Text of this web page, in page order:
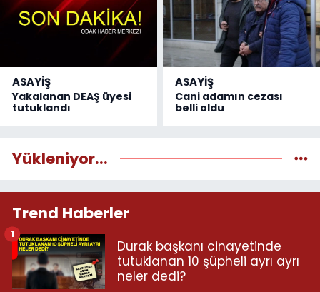
ASAYİŞ
Yakalanan DEAŞ üyesi
tutuklandı
ASAYİŞ
Cani adamın cezası
belli oldu
Yükleniyor...
Trend Haberler
Durak başkanı cinayetinde
tutuklanan 10 şüpheli ayrı ayrı
neler dedi?
1